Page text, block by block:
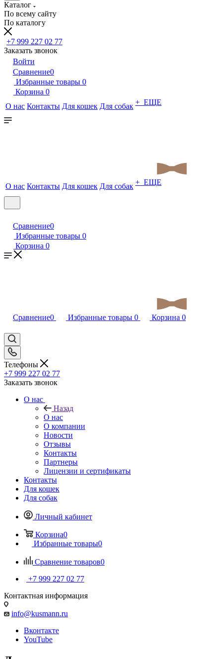
Каталог
По всему сайту
По каталогу
+7 999 227 02 77
Заказать звонок
Войти
Сравнение0
Избранные товары 0
Корзина 0
О нас Контакты Для кошек Для собак + ЕЩЕ
О нас Контакты Для кошек Для собак + ЕЩЕ
Сравнение0
Избранные товары 0
Корзина 0
Сравнение0 Избранные товары 0 Корзина 0
Телефоны
+7 999 227 02 77
Заказать звонок
О нас
Назад
О нас
О компании
Новости
Отзывы
Контакты
Партнеры
Лицензии и сертификаты
Контакты
Для кошек
Для собак
Личный кабинет
Корзина0
Избранные товары0
Сравнение товаров0
+7 999 227 02 77
Контактная информация
info@kusmann.ru
Вконтакте
YouTube